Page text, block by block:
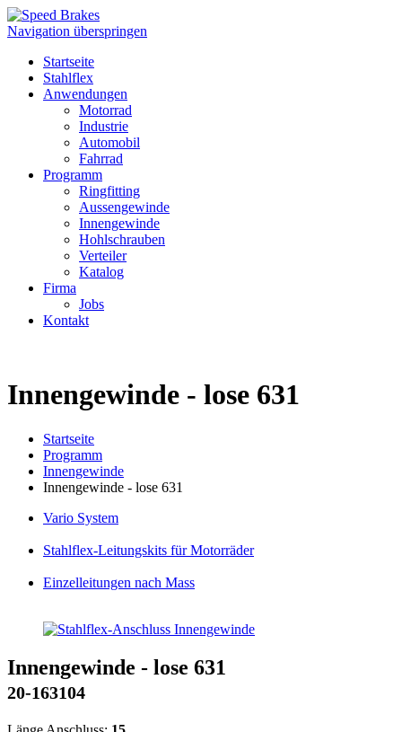
Navigation überspringen
Startseite
Stahlflex
Anwendungen
Motorrad
Industrie
Automobil
Fahrrad
Programm
Ringfitting
Aussengewinde
Innengewinde
Hohlschrauben
Verteiler
Katalog
Firma
Jobs
Kontakt
Innengewinde - lose 631
Startseite
Programm
Innengewinde
Innengewinde - lose 631
Vario System
Stahlflex-Leitungskits für Motorräder
Einzelleitungen nach Mass
Innengewinde - lose 631
20-163104